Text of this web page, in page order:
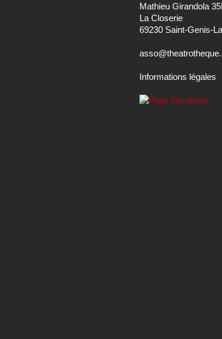
Mathieu Girandola
La Closerie
69230 Saint-Genis-
Informations légales